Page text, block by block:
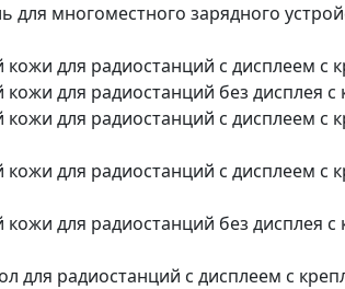
для многоместного зарядного
кожи для радиостанций с дисплеем с
кожи для радиостанций без дисплея
кожи для радиостанций с дисплеем
кожи для радиостанций с дисплеем с
кожи для радиостанций без дисплея
для радиостанций с дисплеем с